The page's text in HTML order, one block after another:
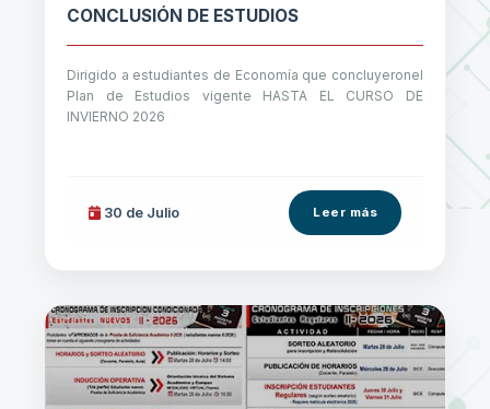
CONCLUSIÓN DE ESTUDIOS
Dirigido a estudiantes de Economía que concluyeronel
Plan de Estudios vigente HASTA EL CURSO DE
INVIERNO 2026
30 de Julio Leer más